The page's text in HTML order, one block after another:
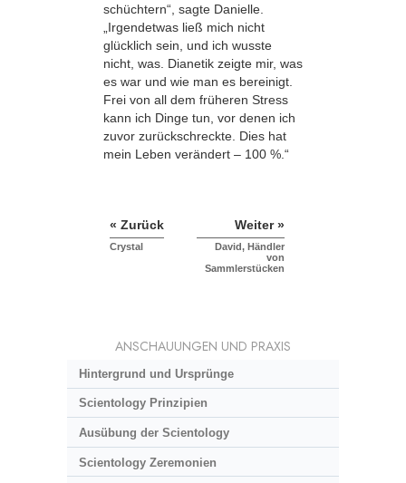
schüchtern“, sagte Danielle.
„Irgendetwas ließ mich nicht
glücklich sein, und ich wusste
nicht, was. Dianetik zeigte mir, was
es war und wie man es bereinigt.
Frei von all dem früheren Stress
kann ich Dinge tun, vor denen ich
zuvor zurückschreckte. Dies hat
mein Leben verändert – 100 %.“
« Zurück
Crystal
Weiter »
David, Händler
von
Sammlerstücken
ANSCHAUUNGEN UND PRAXIS
Hintergrund und Ursprünge
Scientology Prinzipien
Ausübung der Scientology
Scientology Zeremonien